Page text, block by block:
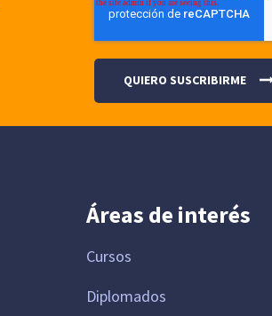
Áreas de interés
Cursos
Diplomados